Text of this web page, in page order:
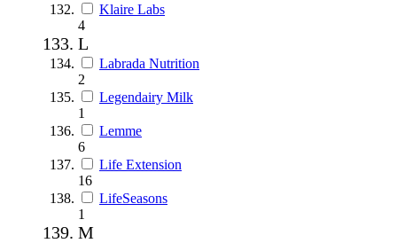
Klaire Labs
4
L
Labrada Nutrition
2
Legendairy Milk
1
Lemme
6
Life Extension
16
LifeSeasons
1
M